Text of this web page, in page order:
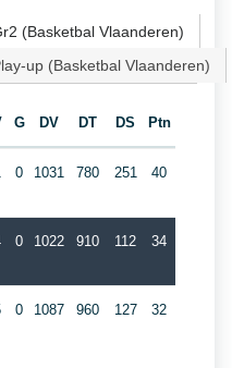
(Basketbal Vlaanderen)
up (Basketbal Vlaanderen)
G DV DT DS Ptn
0 1031 780 251 40
0 1022 910 112 34
0 1087 960 127 32